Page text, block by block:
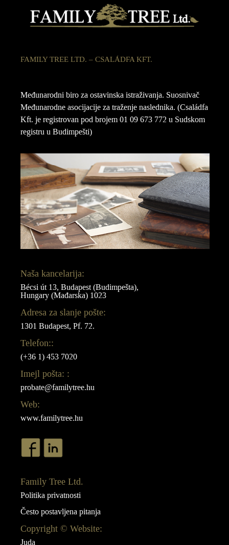
FAMILY TREE LTD. – CSALÁDFA KFT.
Međunarodni biro za ostavinska istraživanja. Suosnivač
Međunarodne asocijacije za traženje naslednika. (Családfa
Kft. je registrovan pod brojem 01 09 673 772 u Sudskom
registru u Budimpešti)
Naša kancelarija:
Bécsi út 13, Budapest (Budimpešta),
Hungary (Mađarska) 1023
Adresa za slanje pošte:
1301 Budapest, Pf. 72.
Telefon::
(+36 1) 453 7020
Imejl pošta: :
probate@familytree.hu
Web:
www.familytree.hu
Family Tree Ltd.
Politika privatnosti
Često postavljena pitanja
Copyright © Website:
Juda